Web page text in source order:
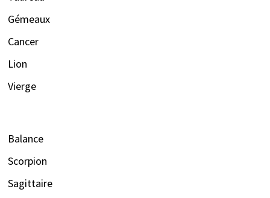
Gémeaux
Cancer
Lion
Vierge
Balance
Scorpion
Sagittaire